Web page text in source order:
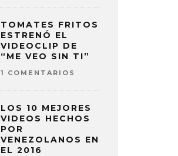
TOMATES FRITOS
ESTRENÓ EL
VIDEOCLIP DE
“ME VEO SIN TI”
1 COMENTARIOS
LOS 10 MEJORES
VIDEOS HECHOS
POR
VENEZOLANOS EN
EL 2016